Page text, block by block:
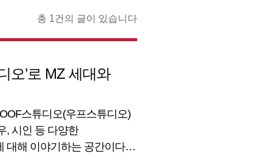
총 1건의 글이 있습니다
오’로 MZ 세대와
스튜디오(우프스튜디오)
, 시인 등 다양한
대해 이야기하는 공간이다.